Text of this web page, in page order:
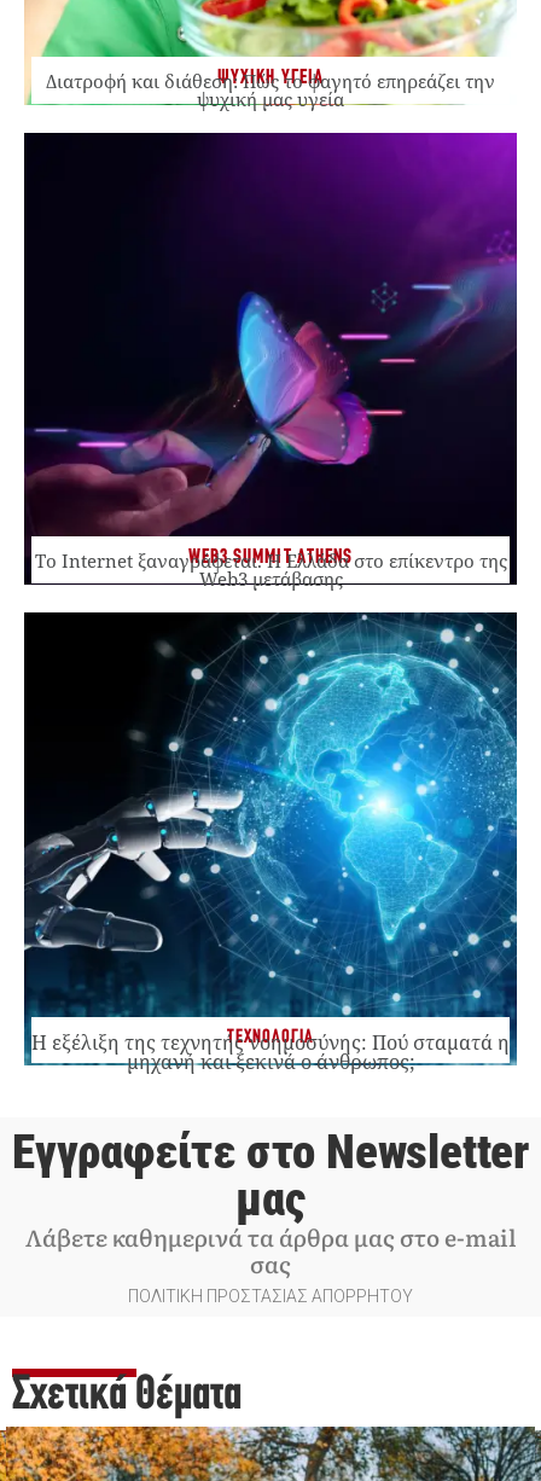
ΨΥΧΙΚΗ ΥΓΕΙΑ
Διατροφή και διάθεση: Πώς το φαγητό επηρεάζει την
ψυχική μας υγεία
WEB3 SUMMIT ATHENS
Το Internet ξαναγράφεται. Η Ελλάδα στο επίκεντρο της
Web3 μετάβασης
ΤΕΧΝΟΛΟΓΙΑ
Η εξέλιξη της τεχνητής νοημοσύνης: Πού σταματά η
μηχανή και ξεκινά ο άνθρωπος;
Εγγραφείτε στο Newsletter
μας
Λάβετε καθημερινά τα άρθρα μας στο e-mail
σας
ΠΟΛΙΤΙΚΗ ΠΡΟΣΤΑΣΙΑΣ ΑΠΟΡΡΗΤΟΥ
Σχετικά Θέματα